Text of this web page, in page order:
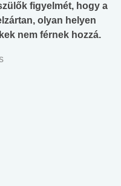
figyelmét, hogy a
olyan helyen
nem férnek hozzá.